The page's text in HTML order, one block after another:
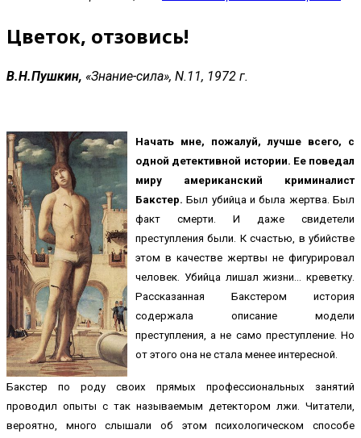
Цветок, отзовись!
В.Н.Пушкин, «Знание-сила», N.11, 1972 г.
Начать мне, пожалуй, лучше всего, с
одной детективной истории. Ее поведал
миру американский криминалист
Бакстер. Был убийца и была жертва. Был
факт смерти. И даже свидетели
преступления были. К счастью, в убийстве
этом в качестве жертвы не фигурировал
человек. Убийца лишал жизни… креветку.
Рассказанная Бакстером история
содержала описание модели
преступления, а не само преступление. Но
от этого она не стала менее интересной.
Бакстер по роду своих прямых профессиональных занятий
проводил опыты с так называемым детектором лжи. Читатели,
вероятно, много слышали об этом психологическом способе